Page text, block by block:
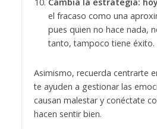
el fracaso como una
pues quien no hace nada,
tanto, tampoco tiene éxito.
Asimismo, recuerda centrarte
te ayuden a gestionar las
causan malestar y conéctate
hacen sentir bien.